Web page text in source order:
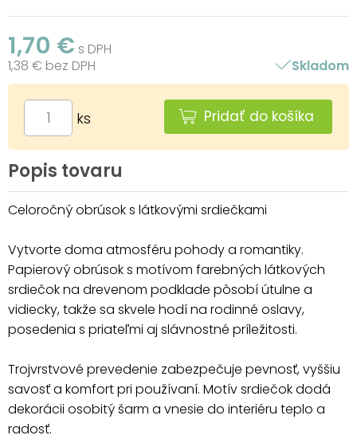
1,70 € s DPH
1,38 € bez DPH
Skladom
ks Pridať do košíka
Popis tovaru
Celoročný obrúsok s látkovými srdiečkami
Vytvorte doma atmosféru pohody a romantiky.
Papierový obrúsok s motívom farebných látkových
srdiečok na drevenom podklade pôsobí útulne a
vidiecky, takže sa skvele hodí na rodinné oslavy,
posedenia s priateľmi aj slávnostné príležitosti.
Trojvrstvové prevedenie zabezpečuje pevnosť, vyššiu
savosť a komfort pri používaní. Motív srdiečok dodá
dekorácii osobitý šarm a vnesie do interiéru teplo a
radosť.